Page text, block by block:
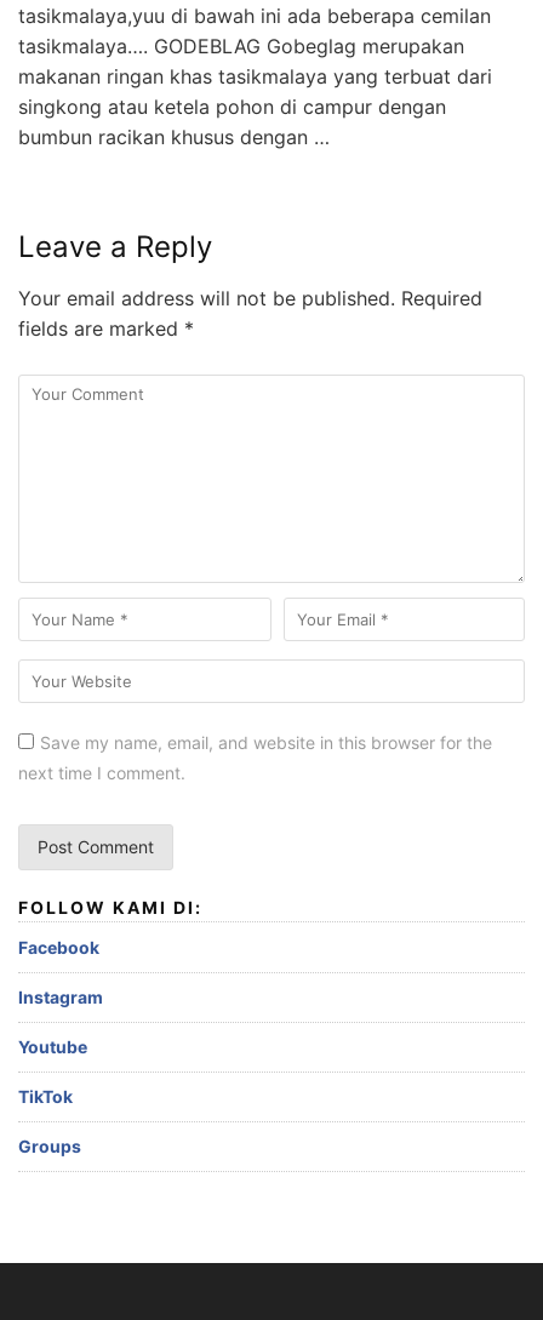
tasikmalaya,yuu di bawah ini ada beberapa cemilan
tasikmalaya…. GODEBLAG Gobeglag merupakan
makanan ringan khas tasikmalaya yang terbuat dari
singkong atau ketela pohon di campur dengan
bumbun racikan khusus dengan …
Leave a Reply
Your email address will not be published. Required
fields are marked *
Save my name, email, and website in this browser for the
next time I comment.
FOLLOW KAMI DI:
Facebook
Instagram
Youtube
TikTok
Groups